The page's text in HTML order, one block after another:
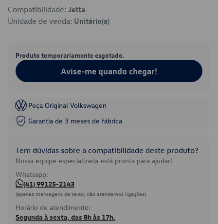
Compatibilidade: Jetta
Unidade de venda: Unitário(a)
Produto temporariamente esgotado.
Avise-me quando chegar!
Peça Original Volkswagen
Garantia de 3 meses de fábrica
Tem dúvidas sobre a compatibilidade deste produto?
Nossa equipe especializada está pronta para ajudar!
Whatsapp:
(41) 99125-2143
(apenas mensagens de texto, não atendemos ligações)
Horário de atendimento:
Segunda à sexta, das 8h às 17h.